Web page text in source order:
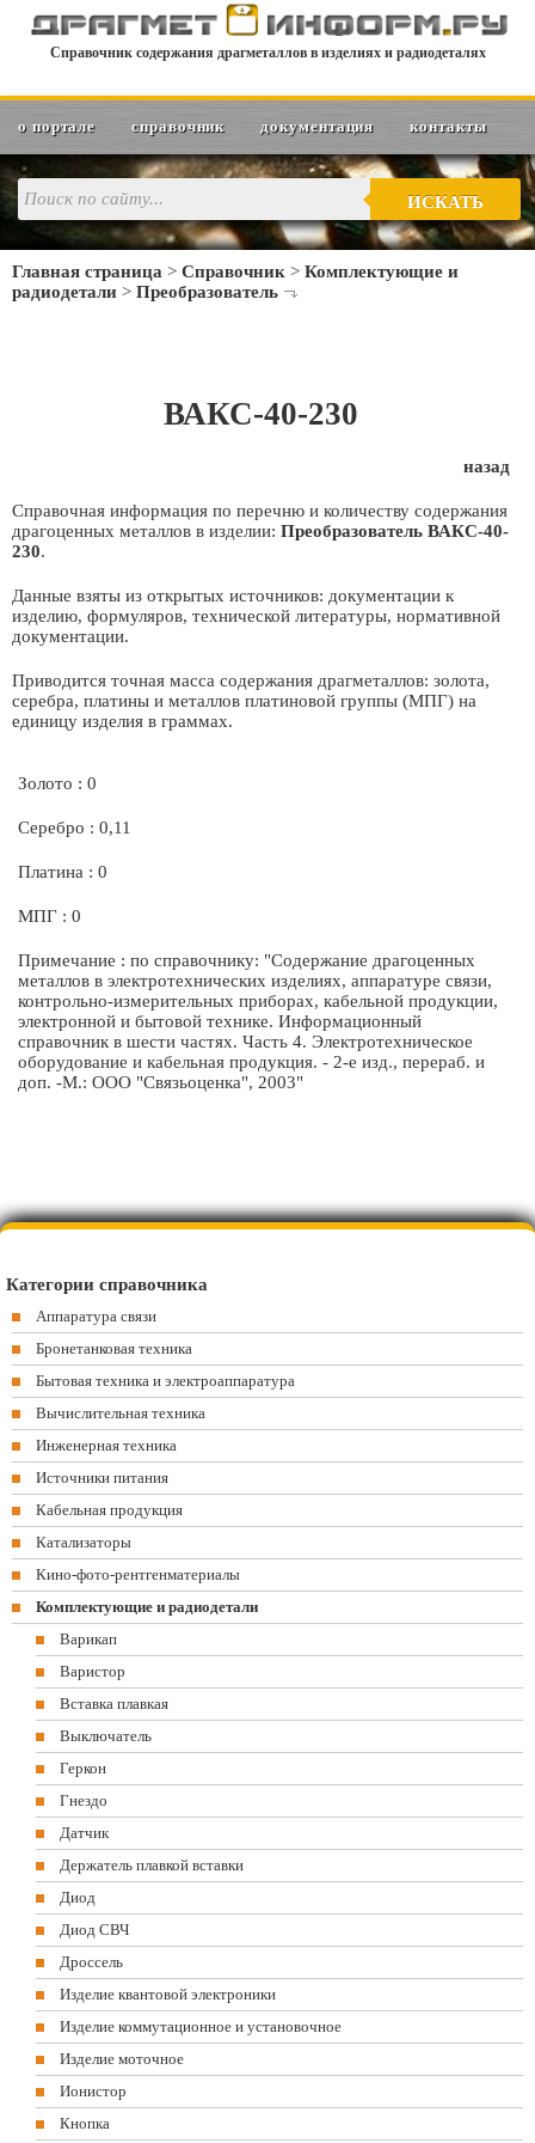
Справочник содержания драгметаллов в изделиях и радиодеталях
о портале справочник документация контакты
ИСКАТЬ
Главная страница > Справочник > Комплектующие и
радиодетали > Преобразователь
ВАКС-40-230
назад
Справочная информация по перечню и количеству содержания
драгоценных металлов в изделии: Преобразователь ВАКС-40-
230.
Данные взяты из открытых источников: документации к
изделию, формуляров, технической литературы, нормативной
документации.
Приводится точная масса содержания драгметаллов: золота,
серебра, платины и металлов платиновой группы (МПГ) на
единицу изделия в граммах.
Золото : 0
Серебро : 0,11
Платина : 0
МПГ : 0
Примечание : по справочнику: "Содержание драгоценных
металлов в электротехнических изделиях, аппаратуре связи,
контрольно-измерительных приборах, кабельной продукции,
электронной и бытовой технике. Информационный
справочник в шести частях. Часть 4. Электротехническое
оборудование и кабельная продукция. - 2-е изд., перераб. и
доп. -М.: ООО "Связьоценка", 2003"
Категории справочника
Аппаратура связи
Бронетанковая техника
Бытовая техника и электроаппаратура
Вычислительная техника
Инженерная техника
Источники питания
Кабельная продукция
Катализаторы
Кино-фото-рентгенматериалы
Комплектующие и радиодетали
Варикап
Варистор
Вставка плавкая
Выключатель
Геркон
Гнездо
Датчик
Держатель плавкой вставки
Диод
Диод СВЧ
Дроссель
Изделие квантовой электроники
Изделие коммутационное и установочное
Изделие моточное
Ионистор
Кнопка